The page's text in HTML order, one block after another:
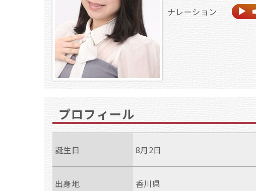
ナレーション
プロフィール
誕生日 8月2日
出身地 香川県